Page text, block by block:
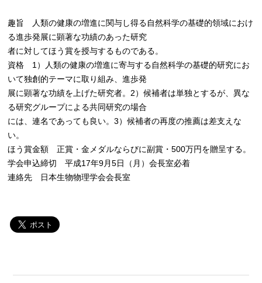
趣旨 人類の健康の増進に関与し得る自然科学の基礎的領域におけ
る進歩発展に顕著な功績のあった研究
者に対してほう賞を授与するものである。
資格 1）人類の健康の増進に寄与する自然科学の基礎的研究にお
いて独創的テーマに取り組み、進歩発
展に顕著な功績を上げた研究者。2）候補者は単独とするが、異な
る研究グループによる共同研究の場合
には、連名であっても良い。3）候補者の再度の推薦は差支えな
い。
ほう賞金額 正賞・金メダルならびに副賞・500万円を贈呈する。
学会申込締切 平成17年9月5日（月）会長室必着
連絡先 日本生物物理学会会長室